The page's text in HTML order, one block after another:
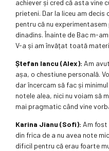
achiever și cred că asta vine
prieteni. Dar la liceu am
pentru că nu
dinadins. Înainte de Bac m-
V-a și am învățat toată
Ștefan Iancu (Alex): Am
așa, o chestiune personală.
dar încercam să fac și
notele alea, nici nu voiam să
mai pragmatic când vine
Karina Jianu (Sofi): Am
din frica de a nu avea note
dificil pentru că erau foarte